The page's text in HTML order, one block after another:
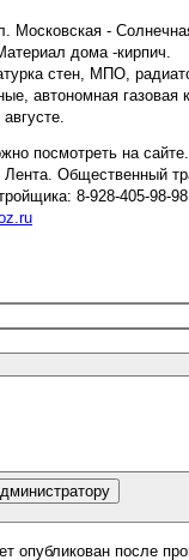
Московская -
дома -кирпич.
стен, МПО,
автономная газовая
посмотреть на сайте.
Общественный
8-928-405-98-98
опубликован после